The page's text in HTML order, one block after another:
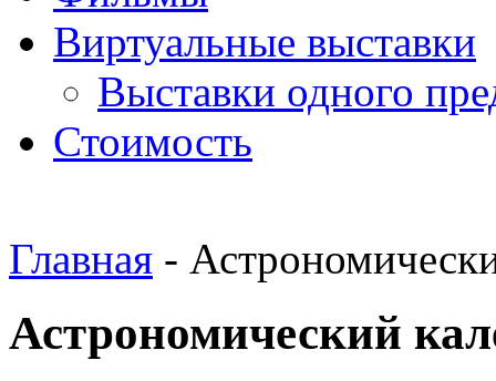
Виртуальные выставки
Выставки одного
Стоимость
Главная -
Астрономический